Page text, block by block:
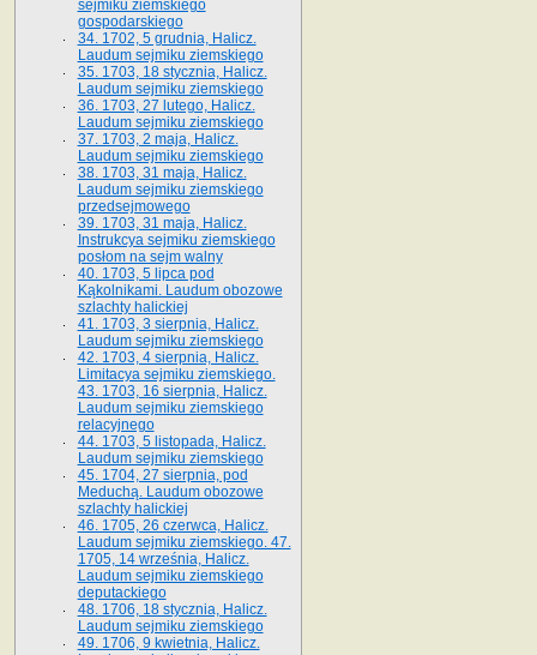
sejmiku ziemskiego
gospodarskiego
34. 1702, 5 grudnia, Halicz.
Laudum sejmiku ziemskiego
35. 1703, 18 stycznia, Halicz.
Laudum sejmiku ziemskiego
36. 1703, 27 lutego, Halicz.
Laudum sejmiku ziemskiego
37. 1703, 2 maja, Halicz.
Laudum sejmiku ziemskiego
38. 1703, 31 maja, Halicz.
Laudum sejmiku ziemskiego
przedsejmowego
39. 1703, 31 maja, Halicz.
Instrukcya sejmiku ziemskiego
posłom na sejm walny
40. 1703, 5 lipca pod
Kąkolnikami. Laudum obozowe
szlachty halickiej
41­. 1703, 3 sierpnia, Halicz.
Laudum sejmiku ziemskiego
42. 1703, 4 sierpnia, Halicz.
Limitacya sejmiku ziemskiego.
43. 1703, 16 sierpnia, Halicz.
Laudum sejmiku ziemskiego
relacyjnego
44. 1703, 5 listopada, Halicz.
Laudum sejmiku ziemskiego
45. 1704, 27 sierpnia, pod
Meduchą. Laudum obozowe
szlachty halickiej
46. 1705, 26 czerwca, Halicz.
Laudum sejmiku ziemskiego. 47.
1705, 14 września, Halicz.
Laudum sejmiku ziemskiego
deputackiego
48. 1706, 18 stycznia, Halicz.
Laudum sejmiku ziemskiego
49. 1706, 9 kwietnia, Halicz.